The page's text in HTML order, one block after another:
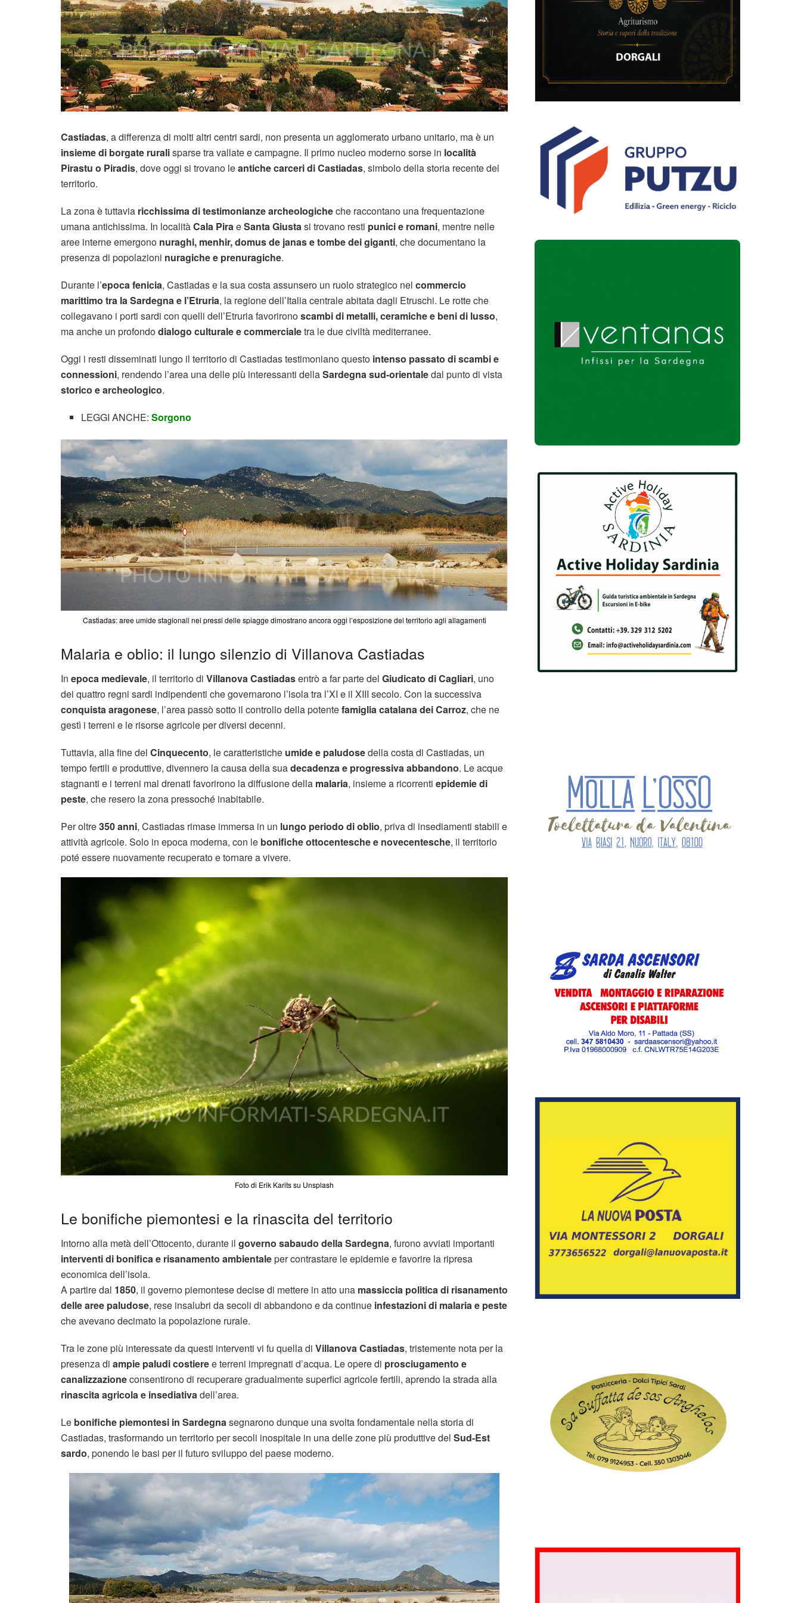
Castiadas, a differenza di molti altri centri sardi, non presenta un agglomerato urbano unitario, ma è un
insieme di borgate ruralisparse tra vallate e campagne. Il primo nucleo moderno sorse in località
Pirastu o Piradis, dove oggi si trovano leantiche carceri di Castiadas, simbolo della storia recente del
territorio.
La zona è tuttavia ricchissima di testimonianze archeologicheche raccontano una frequentazione
umana antichissima. In localitàCala PiraeSanta Giustasi trovano resti punici e romani, mentre nelle
aree interne emergono nuraghi, menhir, domus de janas e tombe dei giganti, che documentano la
presenza di popolazioni nuragiche e prenuragiche.
Durante l’epoca fenicia, Castiadas e la sua costa assunsero un ruolo strategico nel commercio
marittimo tra la Sardegna e l’Etruria, la regione dell’Italia centrale abitata dagli Etruschi. Le rotte che
collegavano i porti sardi con quelli dell’Etruria favorironoscambi di metalli, ceramiche e beni di lusso,
ma anche un profondodialogo culturale e commercialetra le due civiltà mediterranee.
Oggi i resti disseminati lungo il territorio di Castiadas testimoniano questo intenso passato di scambi e
connessioni, rendendo l’area una delle più interessanti dellaSardegna sud-orientaledal punto di vista
storico e archeologico.
LEGGI ANCHE:Sorgono
Castiadas: aree umide stagionali nei pressi delle spiagge dimostrano ancora oggi l’esposizione del territorio agli allagamenti
Malaria e oblio: il lungo silenzio di Villanova Castiadas
In epoca medievale, il territorio di Villanova Castiadasentrò a far parte del Giudicato di Cagliari, uno
dei quattro regni sardi indipendenti che governarono l’isola tra l’XI e il XIII secolo. Con la successiva
conquista aragonese, l’area passò sotto il controllo della potentefamiglia catalana dei Carroz, che ne
gestì i terreni e le risorse agricole per diversi decenni.
Tuttavia, alla fine del Cinquecento, le caratteristiche umide e paludosedella costa di Castiadas, un
tempo fertili e produttive, divennero la causa della suadecadenza e progressiva abbandono. Le acque
stagnanti e i terreni mal drenati favorirono la diffusione della malaria, insieme a ricorrenti epidemie di
peste, che resero la zona pressoché inabitabile.
Per oltre350 anni, Castiadas rimase immersa in un lungo periodo di oblio, priva di insediamenti stabili e
attività agricole. Solo in epoca moderna, con le bonifiche ottocentesche e novecentesche, il territorio
poté essere nuovamente recuperato e tornare a vivere.
Foto di Erik Karits su Unsplash
Le bonifiche piemontesi e la rinascita del territorio
Intorno alla metà dell’Ottocento, durante il governo sabaudo della Sardegna, furono avviati importanti
interventi di bonifica e risanamento ambientaleper contrastare le epidemie e favorire la ripresa
economica dell’isola.
A partire dal 1850, il governo piemontese decise di mettere in atto una massiccia politica di risanamento
delle aree paludose, rese insalubri da secoli di abbandono e da continue infestazioni di malaria e peste
che avevano decimato la popolazione rurale.
Tra le zone più interessate da questi interventi vi fu quella di Villanova Castiadas, tristemente nota per la
presenza di ampie paludi costieree terreni impregnati d’acqua. Le opere di prosciugamento e
canalizzazioneconsentirono di recuperare gradualmente superfici agricole fertili, aprendo la strada alla
rinascita agricola e insediativadell’area.
Le bonifiche piemontesi in Sardegnasegnarono dunque una svolta fondamentale nella storia di
Castiadas, trasformando un territorio per secoli inospitale in una delle zone più produttive del Sud-Est
sardo, ponendo le basi per il futuro sviluppo del paese moderno.